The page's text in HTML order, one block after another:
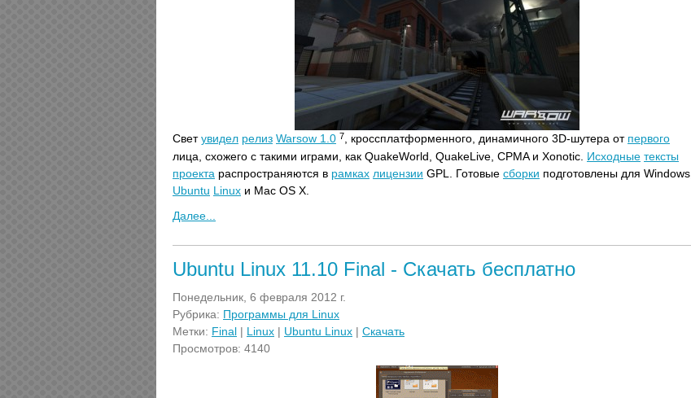
Светувидел релиз Warsow 1.0 7 , кроссплатформенного, динамичного 3D-шутера от первого
лица, схожего с такими играми, как QuakeWorld, QuakeLive, CPMA и Xonotic. Исходные тексты
проекта распространяются в рамках лицензии GPL. Готовые сборки подготовлены для Windows,
Ubuntu Linux и Mac OS X.
Далее...
Ubuntu Linux 11.10 Final - Скачать бесплатно
Понедельник, 6 февраля 2012 г.
Рубрика: Программы для Linux
Метки: Final | Linux | Ubuntu Linux | Скачать
Просмотров: 4140